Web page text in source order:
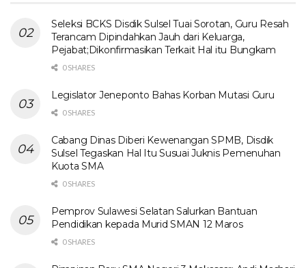
Seleksi BCKS Disdik Sulsel Tuai Sorotan, Guru Resah
Terancam Dipindahkan Jauh dari Keluarga,
Pejabat;Dikonfirmasikan Terkait Hal itu Bungkam
0 SHARES
Legislator Jeneponto Bahas Korban Mutasi Guru
0 SHARES
Cabang Dinas Diberi Kewenangan SPMB, Disdik
Sulsel Tegaskan Hal Itu Susuai Juknis Pemenuhan
Kuota SMA
0 SHARES
Pemprov Sulawesi Selatan Salurkan Bantuan
Pendidikan kepada Murid SMAN 12 Maros
0 SHARES